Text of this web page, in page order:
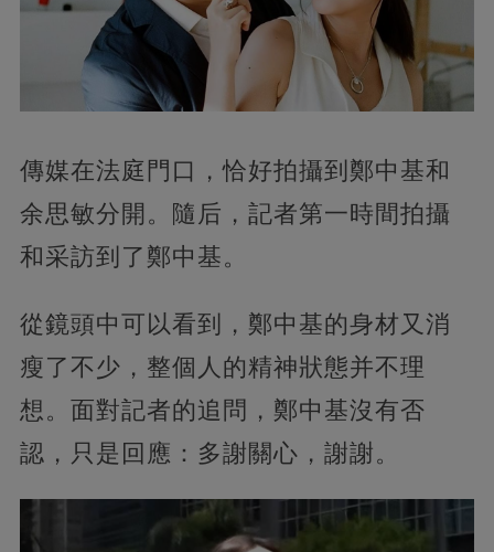
傳媒在法庭門口，恰好拍攝到鄭中基和
余思敏分開。隨后，記者第一時間拍攝
和采訪到了鄭中基。
從鏡頭中可以看到，鄭中基的身材又消
瘦了不少，整個人的精神狀態并不理
想。面對記者的追問，鄭中基沒有否
認，只是回應：多謝關心，謝謝。